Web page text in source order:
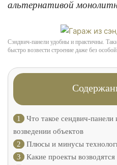
альтернативой
Сэндвич-панели удобны и практичны.
быстро возвести строение даже без
1
Что такое сендвич-
возведении объектов
2
Плюсы и минусы
3
Какие проекты возводятся